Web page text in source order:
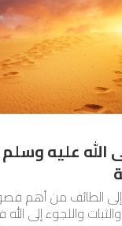
الله عليه
الطائف من أهم
واللجوء إلى